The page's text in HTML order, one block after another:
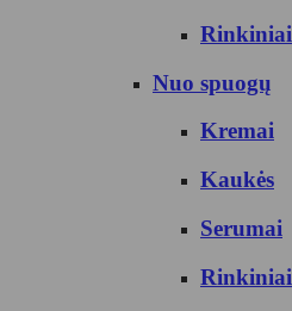
Rinkiniai
Nuo spuogų
Kremai
Kaukės
Serumai
Rinkiniai